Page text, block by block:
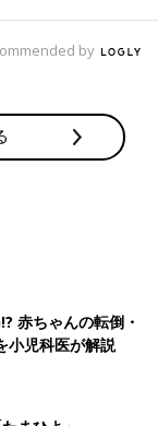
い！乾かさな
来小児科学会
すよね。血がに
by
赤ちゃんの転倒・
小児科医が解説